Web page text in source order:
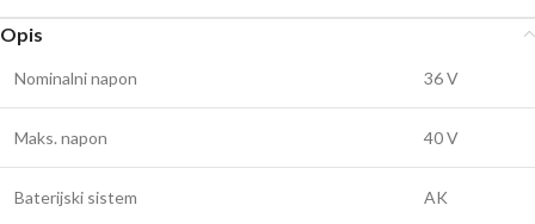
Opis
Nominalni napon 36 V
Maks. napon 40 V
Baterijski sistem AK